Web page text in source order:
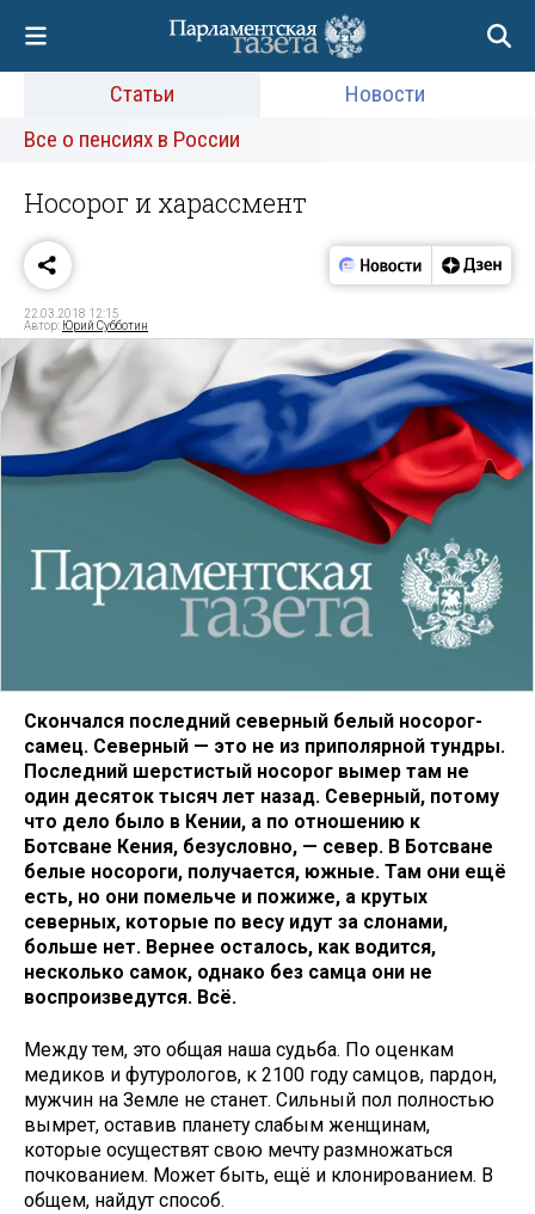
Статьи
Новости
Все о пенсиях в России
Носорог и харассмент
22.03.2018 12:15
Автор: Юрий Субботин
Скончался последний северный белый носорог-
самец. Северный — это не из приполярной тундры.
Последний шерстистый носорог вымер там не
один десяток тысяч лет назад. Северный, потому
что дело было в Кении, а по отношению к
Ботсване Кения, безусловно, — север. В Ботсване
белые носороги, получается, южные. Там они ещё
есть, но они помельче и пожиже, а крутых
северных, которые по весу идут за слонами,
больше нет. Вернее осталось, как водится,
несколько самок, однако без самца они не
воспроизведутся. Всё.
Между тем, это общая наша судьба. По оценкам
медиков и футурологов, к 2100 году самцов, пардон,
мужчин на Земле не станет. Сильный пол полностью
вымрет, оставив планету слабым женщинам,
которые осуществят свою мечту размножаться
почкованием. Может быть, ещё и клонированием. В
общем, найдут способ.